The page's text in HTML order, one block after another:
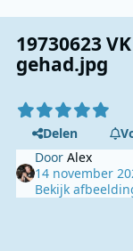
19730623
gehad.jpg
Delen
DoorAlex
14 november
Bekijk